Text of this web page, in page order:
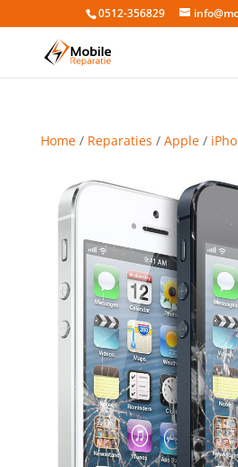
0512-356829
Home/ Reparaties / Apple/